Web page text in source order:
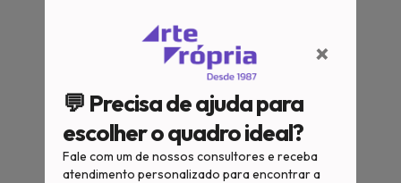
×
💬 Precisa de ajuda para
escolher o quadro ideal?
Fale com um de nossos consultores e receba
atendimento personalizado para encontrar a